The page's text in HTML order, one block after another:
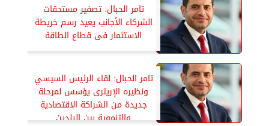
تامر الحبال: تصفير مستحقات
الشركاء الأجانب يعيد رسم خريطة
الاستثمار فى قطاع الطاقة
تامر الحبال: لقاء الرئيس السيسي
ونظيره الإريترى يؤسس لمرحلة
جديدة من الشراكة الاقتصادية
والتنموية بين البلدين